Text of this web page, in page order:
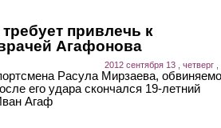
привлечь к
Агафонова
2012 сентября 13 , четверг ,
Расула Мирзаева,
его удара скончался 19-летний
Агаф